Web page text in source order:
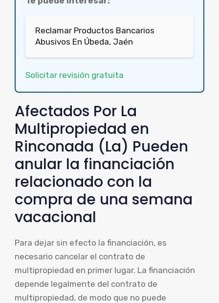
Reclamar Productos Bancarios
Abusivos En Úbeda, Jaén
Solicitar revisión gratuita
Afectados Por La
Multipropiedad en
Rinconada (La) Pueden
anular la financiación
relacionado con la
compra de una semana
vacacional
Para dejar sin efecto la financiación, es
necesario cancelar el contrato de
multipropiedad en primer lugar. La financiación
depende legalmente del contrato de
multipropiedad, de modo que no puede